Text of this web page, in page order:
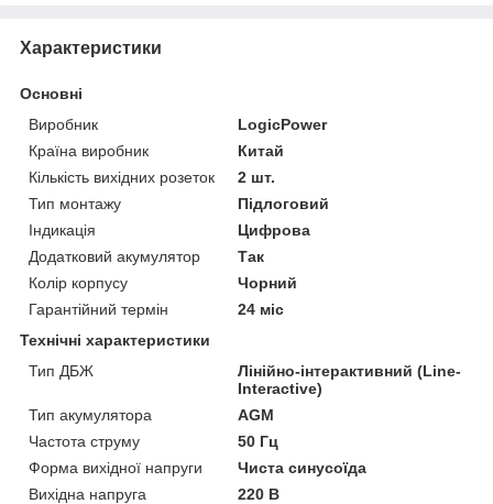
Характеристики
Основні
Виробник
LogicPower
Країна виробник
Китай
Кількість вихідних розеток
2 шт.
Тип монтажу
Підлоговий
Індикація
Цифрова
Додатковий акумулятор
Так
Колір корпусу
Чорний
Гарантійний термін
24 міс
Технічні характеристики
Тип ДБЖ
Лінійно-інтерактивний (Line-
Interactive)
Тип акумулятора
AGM
Частота струму
50 Гц
Форма вихідної напруги
Чиста синусоїда
Вихідна напруга
220 В